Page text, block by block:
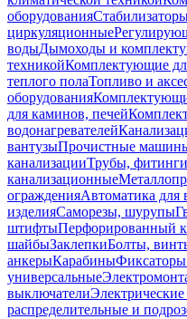
оборудования
циркуляционные
водыДымоходы и
техникойКомплектующие
теплого полаТопливо и
оборудования
для каминов, печей
водонагревателей
вантузыПрочистные
канализацииТрубы,
канализационные
огражденияАвтоматика для
изделияСаморезы, шурупы
штифтыПерфорированный
шайбыЗаклепкиБолты,
анкерыКарабины
универсальные
выключатели
распределительные и